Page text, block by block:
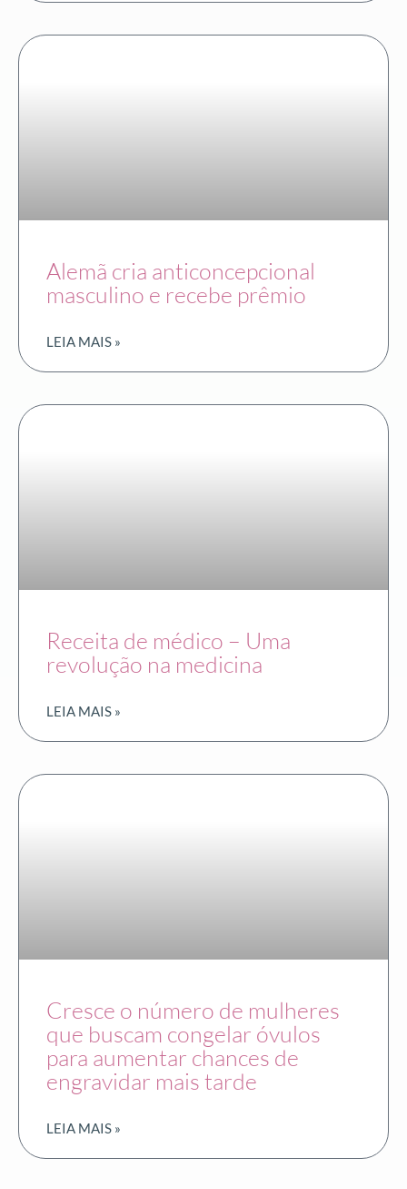
Alemã cria anticoncepcional
masculino e recebe prêmio
LEIA MAIS »
Receita de médico – Uma
revolução na medicina
LEIA MAIS »
Cresce o número de mulheres
que buscam congelar óvulos
para aumentar chances de
engravidar mais tarde
LEIA MAIS »